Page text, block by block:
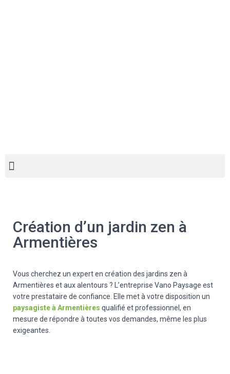
Création d’un jardin zen à
Armentières
Vous cherchez un expert en création des jardins zen à
Armentières et aux alentours ? L’entreprise Vano Paysage est
votre prestataire de confiance. Elle met à votre disposition un
paysagiste à Armentières qualifié et professionnel, en
mesure de répondre à toutes vos demandes, même les plus
exigeantes.